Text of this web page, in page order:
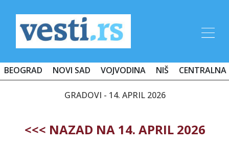
BEOGRAD NOVI SAD VOJVODINA NIŠ CENTRALNA
GRADOVI - 14. APRIL 2026
<<< NAZAD NA 14. APRIL 2026